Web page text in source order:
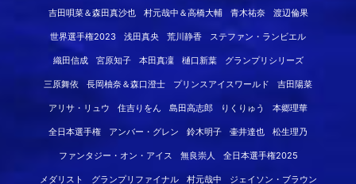
吉田唄菜＆森田真沙也 村元哉中＆高橋大輔 青木祐奈 渡辺倫果
世界選手権2023 浅田真央 荒川静香 ステファン・ランビエル
織田信成 宮原知子 本田真凜 樋口新葉 グランプリシリーズ
三原舞依 長岡柚奈＆森口澄士 プリンスアイスワールド 吉田陽菜
アリサ・リュウ 住吉りをん 島田高志郎 りくりゅう 本郷理華
全日本選手権 アンバー・グレン 鈴木明子 壷井達也 松生理乃
ファンタジー・オン・アイス 無良崇人 全日本選手権2025
メダリスト グランプリファイナル 村元哉中 ジェイソン・ブラウン